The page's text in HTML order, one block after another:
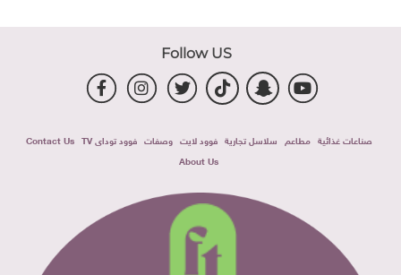
Follow US
صناعات غذائية مطاعم سلاسل تجارية فوود لايت وصفات فوود توداى TV
Contact Us
About Us